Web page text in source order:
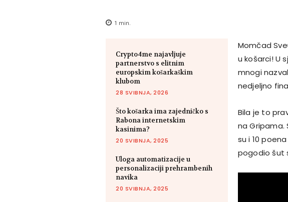
1 min.
Crypto4me najavljuje
partnerstvo s elitnim
europskim košarkaškim
klubom
28 SVIBNJA, 2026
Što košarka ima zajedničko s
Rabona internetskim
kasinima?
20 SVIBNJA, 2025
Uloga automatizacije u
personalizaciji prehrambenih
navika
20 SVIBNJA, 2025
Momčad
u košarci! U
mnogi
nedjeljno
Bila je to
na Gripama.
su i 10
pogodio šut